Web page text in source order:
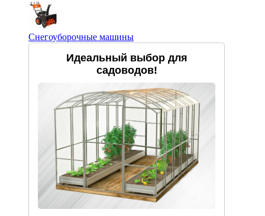
Снегоуборочные машины
Идеальный выбор для
садоводов!